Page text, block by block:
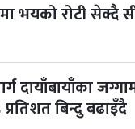
भयको रोटी सेक्दै
दायाँबायाँका
बिन्दु बढाइँदै